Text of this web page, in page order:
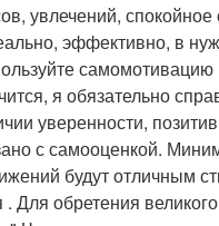
увлечений,
эффективно, в
я обязательно
уверенности,
с самооценкой.
будут отличным
Для обретения